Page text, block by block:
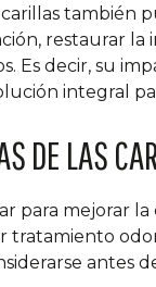
también
restaurar la
Es decir, su
integral
DE LAS
para mejorar la
tratamiento
antes